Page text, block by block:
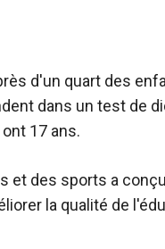
d'un quart des
dans un test de
17 ans.
et des sports a
la qualité de